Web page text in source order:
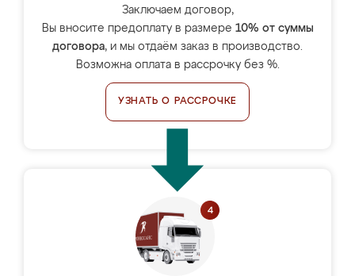
Заключаем договор,
Вы вносите предоплату в размере 10% от суммы
договора, и мы отдаём заказ в производство.
Возможна оплата в рассрочку без %.
УЗНАТЬ О РАССРОЧКЕ